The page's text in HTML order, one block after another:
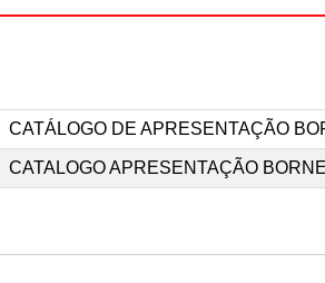
CATÁLOGO DE APRESENTAÇÃO
CATALOGO APRESENTAÇÃO